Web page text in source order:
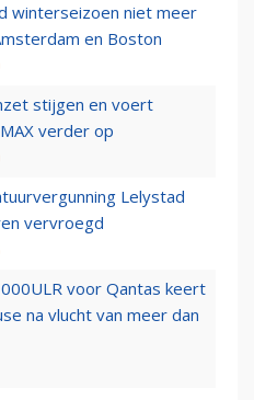
winterseizoen niet meer
en Boston
stijgen en voert
verder op
Lelystad
vervroegd
voor Qantas keert
na vlucht van meer dan